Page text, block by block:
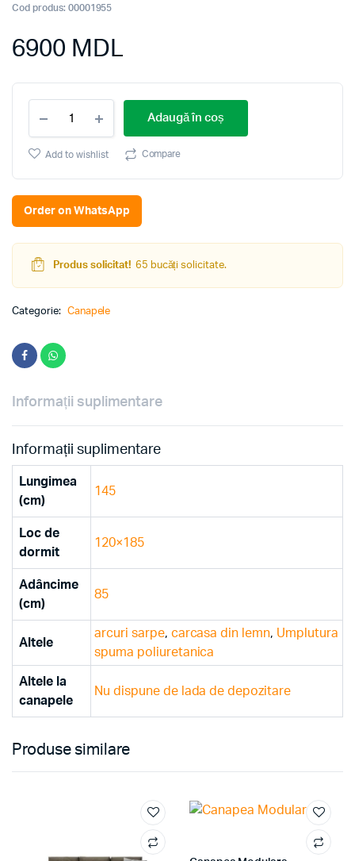
Cod produs: 00001955
6900 MDL
Maro
quantity
Adaugă în coș
Add to wishlist Compare
Order on WhatsApp
Produs solicitat! 65 bucăți solicitate.
Categorie: Canapele
Informații suplimentare
Informații suplimentare
Lungimea
(cm)
145
Loc de
dormit
120×185
Adâncime
(cm)
85
Altele
arcuri sarpe, carcasa din lemn, Umplutura
spuma poliuretanica
Altele la
canapele
Nu dispune de lada de depozitare
Produse similare